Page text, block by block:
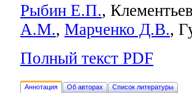
Рыбин Е.П.,
А.М., Марченко Д.В.,
Полный текст PDF
Аннотация Об авторах Список литературы